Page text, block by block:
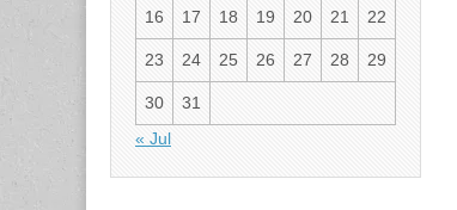
16 17 18 19 20 21 22
23 24 25 26 27 28 29
30
31
« Jul